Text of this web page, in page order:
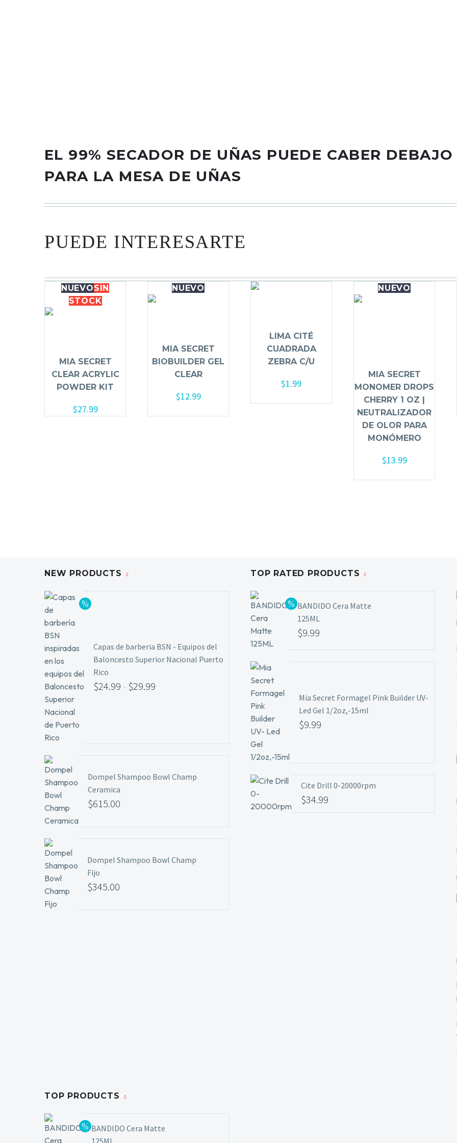
EL 99% SECADOR DE UÑAS PUEDE CABER
PARA LA MESA DE UÑAS
PUEDE INTERESARTE
NUEVOSIN
STOCK
MIA SECRET
CLEAR ACRYLIC
POWDER KIT
$27.99
NUEVO
MIA SECRET
BIOBUILDER GEL
CLEAR
$12.99
LIMA CITÉ
CUADRADA
ZEBRA C/U
$1.99
NUEVO
MIA SECRET
MONOMER DROPS
CHERRY 1 OZ |
NEUTRALIZADOR
DE OLOR PARA
MONÓMERO
$13.99
NEW PRODUCTS
Capas de barberia BSN - Equipos del
Baloncesto Superior Nacional Puerto
Rico
$24.99 - $29.99
Dompel Shampoo Bowl Champ
Ceramica
$615.00
Dompel Shampoo Bowl Champ
Fijo
$345.00
TOP RATED PRODUCTS
BANDIDO Cera Matte
125ML
$9.99
Mia Secret Formagel Pink Builder UV-
Led Gel 1/2oz,-15ml
$9.99
Cite Drill 0-20000rpm
$34.99
TOP PRODUCTS
BANDIDO Cera Matte